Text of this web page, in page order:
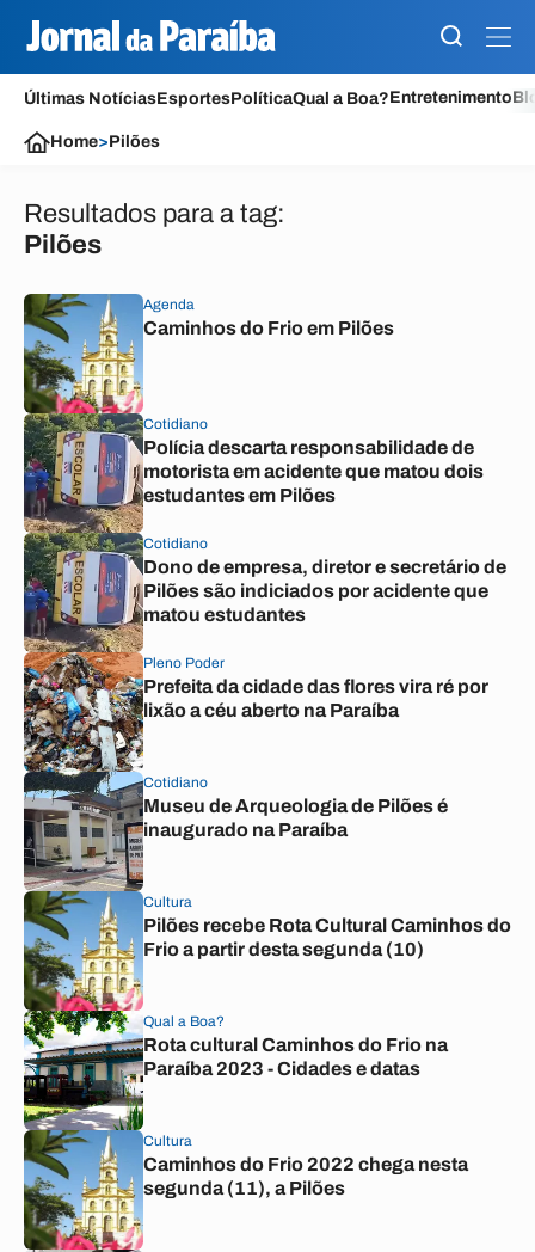
Últimas NotíciasEsportesPolíticaQual a Boa?Entretenimento
Home>Pilões
Resultados para a tag:
Pilões
Agenda
Caminhos do Frio em Pilões
Cotidiano
Polícia descarta responsabilidade de
motorista em acidente que matou dois
estudantes em Pilões
Cotidiano
Dono de empresa, diretor e secretário de
Pilões são indiciados por acidente que
matou estudantes
Pleno Poder
Prefeita da cidade das flores vira ré por
lixão a céu aberto na Paraíba
Cotidiano
Museu de Arqueologia de Pilões é
inaugurado na Paraíba
Cultura
Pilões recebe Rota Cultural Caminhos do
Frio a partir desta segunda (10)
Qual a Boa?
Rota cultural Caminhos do Frio na
Paraíba 2023 - Cidades e datas
Cultura
Caminhos do Frio 2022 chega nesta
segunda (11), a Pilões